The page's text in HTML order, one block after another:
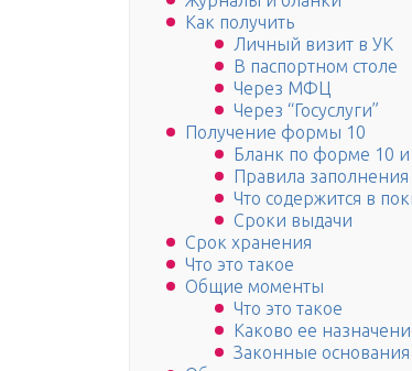
Как получить
Личный визит в УК
В паспортном столе
Через МФЦ
Через “Госуслуги”
Получение формы 10
Бланк по форме 10 и
Правила заполнения
Что содержится в
Сроки выдачи
Срок хранения
Что это такое
Общие моменты
Что это такое
Каково ее
Законные основания